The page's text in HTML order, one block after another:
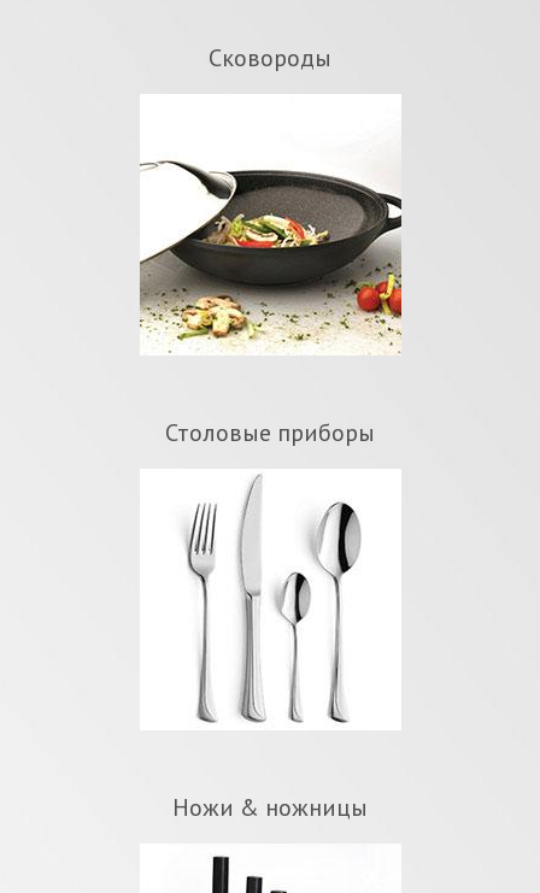
Сковороды
Столовые приборы
Ножи & ножницы